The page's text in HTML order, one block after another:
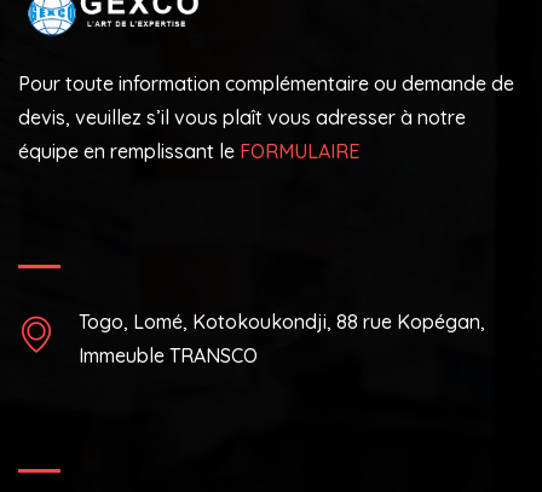
Pour toute information complémentaire ou demande de
devis, veuillez s’il vous plaît vous adresser à notre
équipe en remplissant le FORMULAIRE
Togo, Lomé, Kotokoukondji, 88 rue Kopégan,
Immeuble TRANSCO